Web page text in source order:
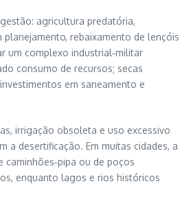
agricultura predatória,
planejamento, rebaixamento de lençóis
um complexo industrial‑militar
consumo de recursos; secas
em saneamento e
irrigação obsoleta e uso excessivo
a desertificação. Em muitas cidades, a
caminhões‑pipa ou de poços
enquanto lagos e rios históricos